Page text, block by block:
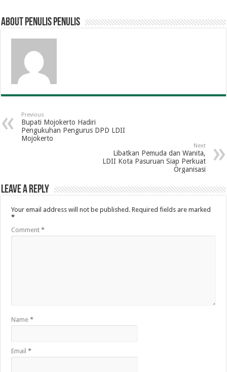
About penulis penulis
Previous
Bupati Mojokerto Hadiri
Pengukuhan Pengurus DPD LDII
Mojokerto
Next
Libatkan Pemuda dan Wanita,
LDII Kota Pasuruan Siap Perkuat
Organisasi
Leave a Reply
Your email address will not be published. Required fields are marked
*
Comment*
Name*
Email*